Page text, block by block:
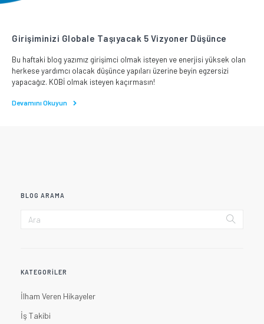
Girişiminizi Globale Taşıyacak 5 Vizyoner Düşünce
Bu haftaki blog yazımız girişimci olmak isteyen ve enerjisi yüksek olan
herkese yardımcı olacak düşünce yapıları üzerine beyin egzersizi
yapacağız. KOBİ olmak isteyen kaçırmasın!
Devamını Okuyun
BLOG ARAMA
KATEGORILER
İlham Veren Hikayeler
İş Takibi